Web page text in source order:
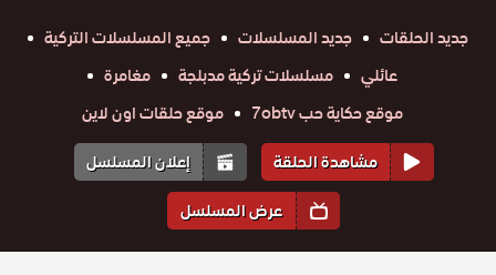
جديد الحلقات
جديد المسلسلات
جميع المسلسلات التركية
عائلي
مسلسلات تركية مدبلجة
مغامرة
موقع حكاية حب 7obtv
موقع حلقات اون لاين
مشاهدة الحلقة
إعلان المسلسل
عرض المسلسل